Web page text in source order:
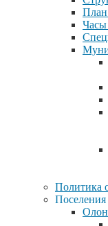
Часы
Политика
Поселения